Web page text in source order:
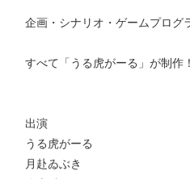
企画・シナリオ・ゲームプログ
すべて「うる虎がーる」が制作
出演
うる虎がーる
月赴ゐぶき